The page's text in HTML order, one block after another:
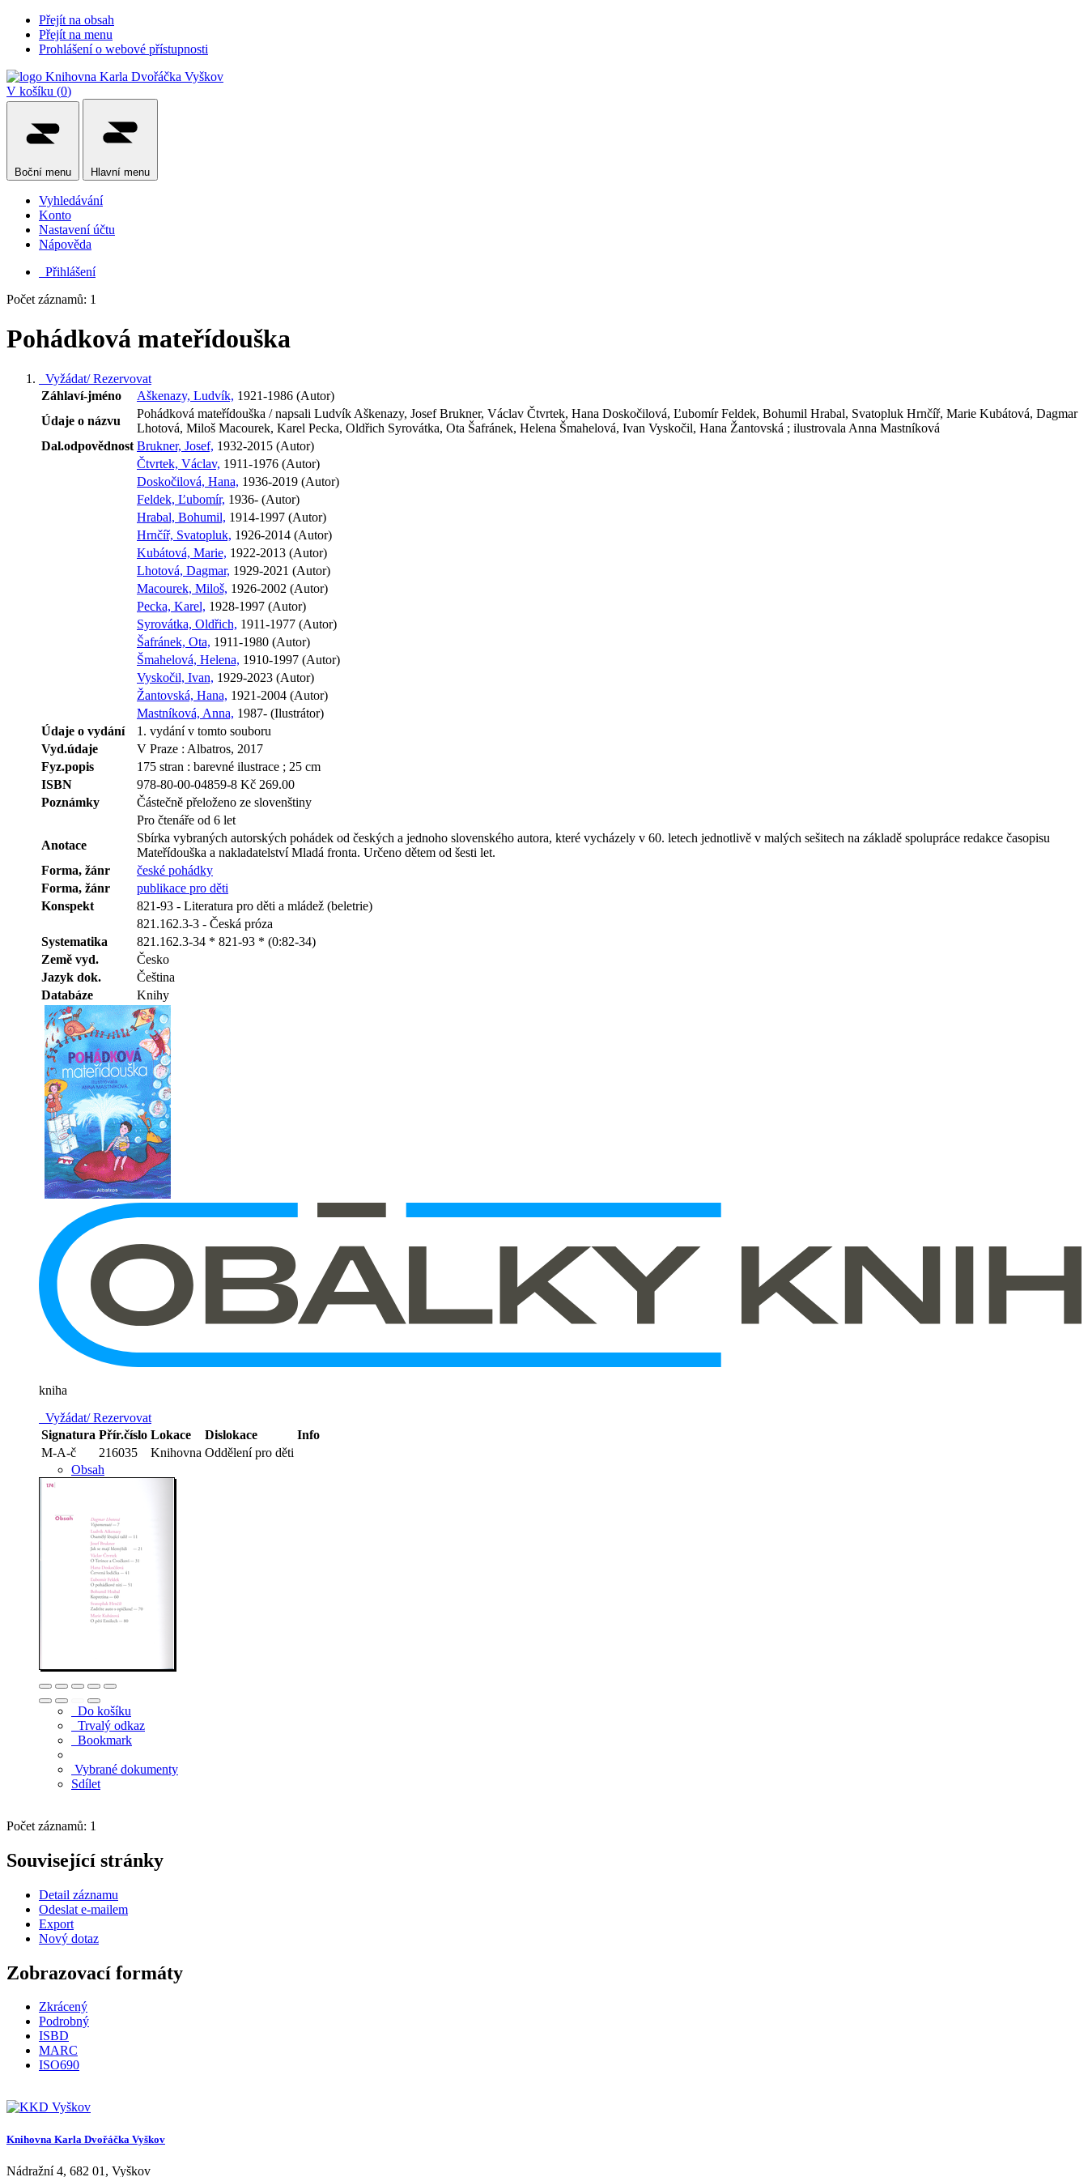
Přejít na obsah
Přejít na menu
Prohlášení o webové přístupnosti
V košíku (0)
Boční menu Hlavní menu
Vyhledávání
Konto
Nastavení účtu
Nápověda
Přihlášení
Počet záznamů: 1
Pohádková mateřídouška
Vyžádat/ Rezervovat
Záhlaví-jméno
Aškenazy, Ludvík, 1921-1986 (Autor)
Údaje o názvu
Pohádková mateřídouška / napsali Ludvík Aškenazy, Josef Brukner, Václav Čtvrtek, Hana Doskočilová, Ľubomír Feldek, Bohumil Hrabal, Svatopluk Hrnčíř, Marie Kubátová, Dagmar
Lhotová, Miloš Macourek, Karel Pecka, Oldřich Syrovátka, Ota Šafránek, Helena Šmahelová, Ivan Vyskočil, Hana Žantovská ; ilustrovala Anna Mastníková
Dal.odpovědnost Brukner, Josef, 1932-2015 (Autor)
Čtvrtek, Václav, 1911-1976 (Autor)
Doskočilová, Hana, 1936-2019 (Autor)
Feldek, Ľubomír, 1936- (Autor)
Hrabal, Bohumil, 1914-1997 (Autor)
Hrnčíř, Svatopluk, 1926-2014 (Autor)
Kubátová, Marie, 1922-2013 (Autor)
Lhotová, Dagmar, 1929-2021 (Autor)
Macourek, Miloš, 1926-2002 (Autor)
Pecka, Karel, 1928-1997 (Autor)
Syrovátka, Oldřich, 1911-1977 (Autor)
Šafránek, Ota, 1911-1980 (Autor)
Šmahelová, Helena, 1910-1997 (Autor)
Vyskočil, Ivan, 1929-2023 (Autor)
Žantovská, Hana, 1921-2004 (Autor)
Mastníková, Anna, 1987- (Ilustrátor)
Údaje o vydání
1. vydání v tomto souboru
Vyd.údaje
V Praze : Albatros, 2017
Fyz.popis
175 stran : barevné ilustrace ; 25 cm
ISBN
978-80-00-04859-8 Kč 269.00
Poznámky
Částečně přeloženo ze slovenštiny
Pro čtenáře od 6 let
Anotace
Sbírka vybraných autorských pohádek od českých a jednoho slovenského autora, které vycházely v 60. letech jednotlivě v malých sešitech na základě spolupráce redakce časopisu
Mateřídouška a nakladatelství Mladá fronta. Určeno dětem od šesti let.
Forma, žánr
české pohádky
Forma, žánr
publikace pro děti
Konspekt
821-93 - Literatura pro děti a mládež (beletrie)
821.162.3-3 - Česká próza
Systematika
821.162.3-34 * 821-93 * (0:82-34)
Země vyd.
Česko
Jazyk dok.
Čeština
Databáze
Knihy
kniha
Vyžádat/ Rezervovat
Signatura Přír.číslo Lokace Dislokace
Info
M-A-č
216035 Knihovna Oddělení pro děti
Obsah
Do košíku
Trvalý odkaz
Bookmark
Vybrané dokumenty
Sdílet
Počet záznamů: 1
Související stránky
Detail záznamu
Odeslat e-mailem
Export
Nový dotaz
Zobrazovací formáty
Zkrácený
Podrobný
ISBD
MARC
ISO690
Knihovna Karla Dvořáčka Vyškov
Nádražní 4, 682 01 , Vyškov